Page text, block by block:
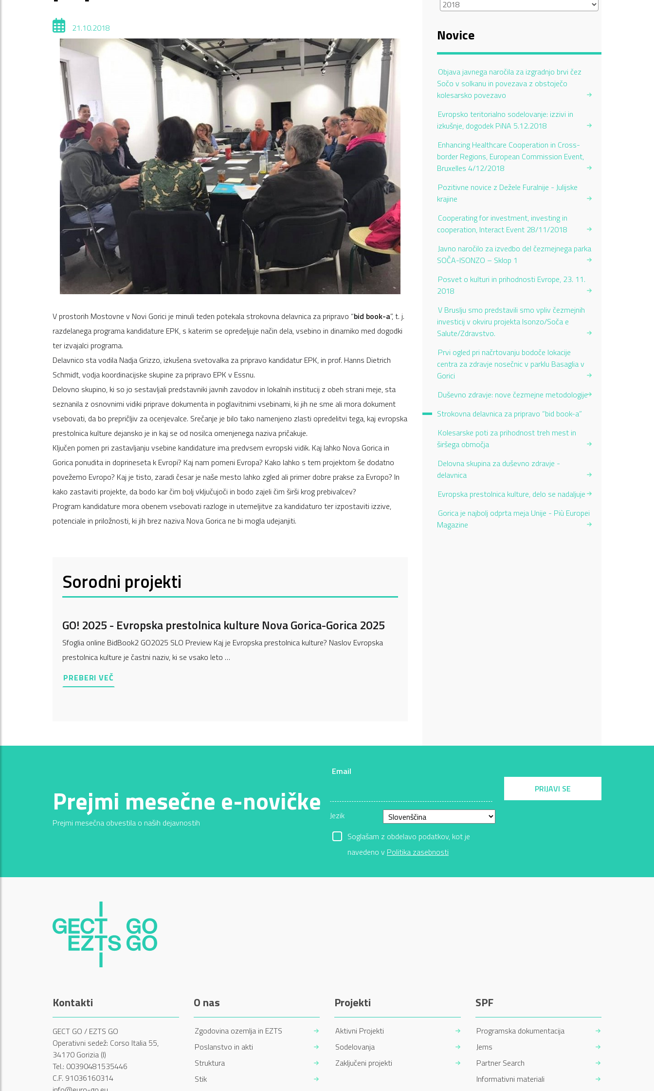
21.10.2018
V prostorih Mostovne v Novi Gorici je minuli teden potekala strokovna delavnica za pripravo “bid book-a”, t. j.
razdelanega programa kandidature EPK, s katerim se opredeljuje način dela, vsebino in dinamiko med dogodki
ter izvajalci programa.
Delavnico sta vodila Nadja Grizzo, izkušena svetovalka za pripravo kandidatur EPK, in prof. Hanns Dietrich
Schmidt, vodja koordinacijske skupine za pripravo EPK v Essnu.
Delovno skupino, ki so jo sestavljali predstavniki javnih zavodov in lokalnih institucij z obeh strani meje, sta
seznanila z osnovnimi vidiki priprave dokumenta in poglavitnimi vsebinami, ki jih ne sme ali mora dokument
vsebovati, da bo prepričljiv za ocenjevalce. Srečanje je bilo tako namenjeno zlasti opredelitvi tega, kaj evropska
prestolnica kulture dejansko je in kaj se od nosilca omenjenega naziva pričakuje.
Ključen pomen pri zastavljanju vsebine kandidature ima predvsem evropski vidik. Kaj lahko Nova Gorica in
Gorica ponudita in doprineseta k Evropi? Kaj nam pomeni Evropa? Kako lahko s tem projektom še dodatno
povežemo Evropo? Kaj je tisto, zaradi česar je naše mesto lahko zgled ali primer dobre prakse za Evropo? In
kako zastaviti projekte, da bodo kar čim bolj vključujoči in bodo zajeli čim širši krog prebivalcev?
Program kandidature mora obenem vsebovati razloge in utemeljitve za kandidaturo ter izpostaviti izzive,
potenciale in priložnosti, ki jih brez naziva Nova Gorica ne bi mogla udejanjiti.
Sorodni projekti
GO! 2025 - Evropska prestolnica kulture Nova Gorica-Gorica 2025
Sfoglia online BidBook2 GO2025 SLO Preview Kaj je Evropska prestolnica kulture? Naslov Evropska
prestolnica kulture je častni naziv, ki se vsako leto …
PREBERI VEČ
Novice
Objava javnega naročila za izgradnjo brvi čez
Sočo v solkanu in povezava z obstoječo
kolesarsko povezavo
Evropsko teritorialno sodelovanje: izzivi in
izkušnje, dogodek PiNA 5.12.2018
Enhancing Healthcare Cooperation in Cross-
border Regions, European Commission Event,
Bruxelles 4/12/2018
Pozitivne novice z Dežele Furalnije - Julijske
krajine
Cooperating for investment, investing in
cooperation, Interact Event 28/11/2018
Javno naročilo za izvedbo del čezmejnega parka
SOČA-ISONZO – Sklop 1
Posvet o kulturi in prihodnosti Evrope, 23. 11.
2018
V Bruslju smo predstavili smo vpliv čezmejnih
investicij v okviru projekta Isonzo/Soča e
Salute/Zdravstvo.
Prvi ogled pri načrtovanju bodoče lokacije
centra za zdravje nosečnic v parklu Basaglia v
Gorici
Duševno zdravje: nove čezmejne metodologije
Strokovna delavnica za pripravo “bid book-a”
Kolesarske poti za prihodnost treh mest in
širšega območja
Delovna skupina za duševno zdravje -
delavnica
Evropska prestolnica kulture, delo se nadaljuje
Gorica je najbolj odprta meja Unije - Più Europei
Magazine
Prejmi mesečne e-novičke
Prejmi mesečna obvestila o naših dejavnostih
Email
Jezik
Soglašam z obdelavo podatkov, kot je
navedeno v Politika zasebnosti
PRIJAVI SE
Kontakti
GECT GO / EZTS GO
Operativni sedež: Corso Italia 55,
34170 Gorizia (I)
Tel.: 00390481535446
C.F. 91036160314
O nas
Zgodovina ozemlja in EZTS
Poslanstvo in akti
Struktura
Stik
Projekti
Aktivni Projekti
Sodelovanja
Zaključeni projekti
SPF
Programska dokumentacija
Jems
Partner Search
Informativni materiali